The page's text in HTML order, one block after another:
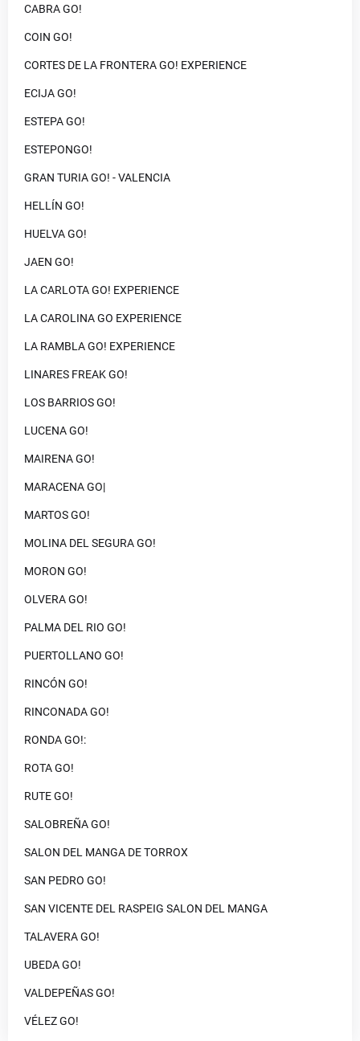
CABRA GO!
COIN GO!
CORTES DE LA FRONTERA GO! EXPERIENCE
ECIJA GO!
ESTEPA GO!
ESTEPONGO!
GRAN TURIA GO! - VALENCIA
HELLÍN GO!
HUELVA GO!
JAEN GO!
LA CARLOTA GO! EXPERIENCE
LA CAROLINA GO EXPERIENCE
LA RAMBLA GO! EXPERIENCE
LINARES FREAK GO!
LOS BARRIOS GO!
LUCENA GO!
MAIRENA GO!
MARACENA GO|
MARTOS GO!
MOLINA DEL SEGURA GO!
MORON GO!
OLVERA GO!
PALMA DEL RIO GO!
PUERTOLLANO GO!
RINCÓN GO!
RINCONADA GO!
RONDA GO!:
ROTA GO!
RUTE GO!
SALOBREÑA GO!
SALON DEL MANGA DE TORROX
SAN PEDRO GO!
SAN VICENTE DEL RASPEIG SALON DEL MANGA
TALAVERA GO!
UBEDA GO!
VALDEPEÑAS GO!
VÉLEZ GO!